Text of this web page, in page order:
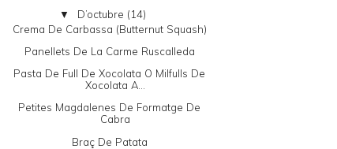
▼ D’octubre (14)
Crema De Carbassa (butternut Squash)
Panellets De La Carme Ruscalleda
Pasta De Full De Xocolata O Milfulls De
Xocolata A...
Petites Magdalenes De Formatge De
Cabra
Braç De Patata